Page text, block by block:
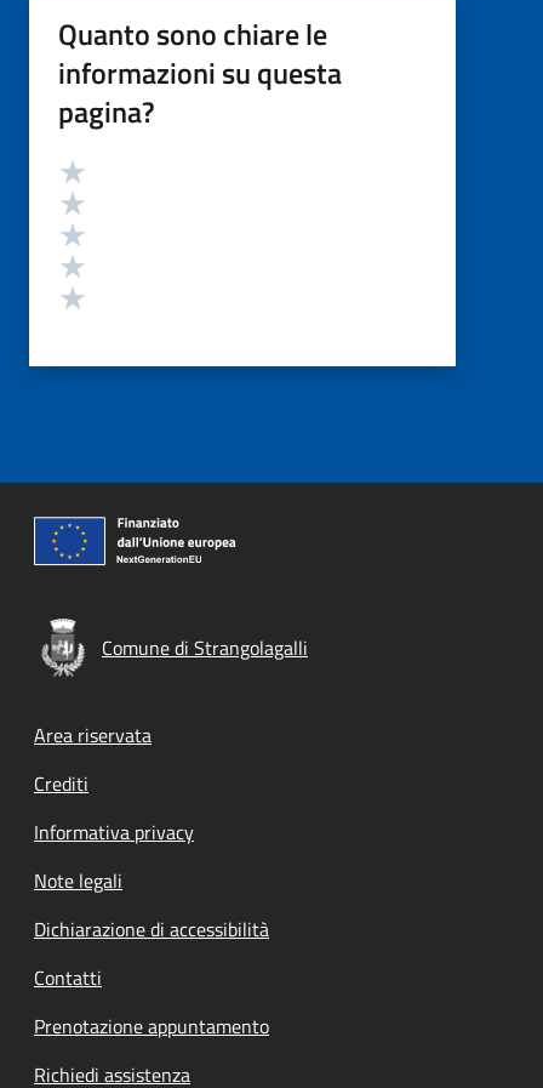
Quanto sono chiare le
informazioni su questa
pagina?
Valutazione
Comune di Strangolagalli
Footer menu
Area riservata
Crediti
Informativa privacy
Note legali
Dichiarazione di accessibilità
Contatti
Prenotazione appuntamento
Richiedi assistenza